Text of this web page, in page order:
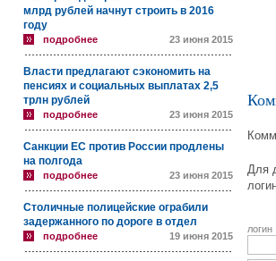
млрд рублей начнут строить в 2016
году
подробнее 23 июня 2015
Власти предлагают сэкономить на
пенсиях и социальных выплатах 2,5
трлн рублей
подробнее 23 июня 2015
Санкции ЕС против России продлены
на полгода
подробнее 23 июня 2015
Столичные полицейские ограбили
задержанного по дороге в отдел
подробнее 19 июня 2015
Для
логин